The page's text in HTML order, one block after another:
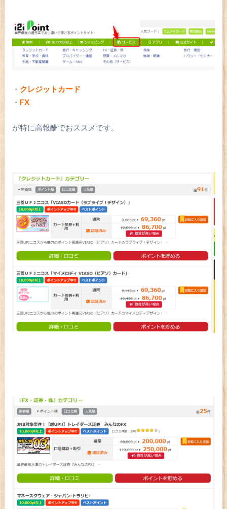
・ クレジットカード
・ FX
が特に高報酬でおススメです。